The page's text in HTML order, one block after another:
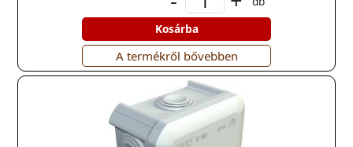
Kosárba
A termékről bővebben